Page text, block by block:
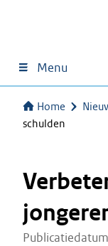
Menu
Home
schulden